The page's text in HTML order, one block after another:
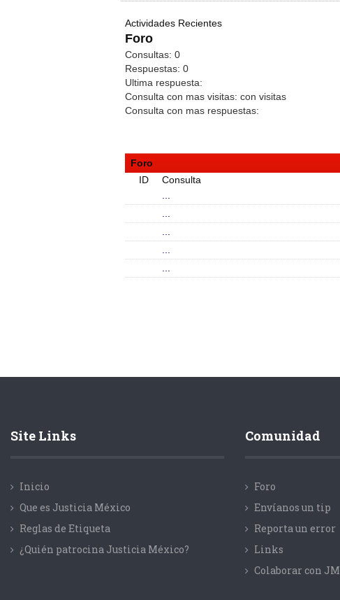
Actividades Recientes
Foro
Consultas: 0
Respuestas: 0
Ultima respuesta:
Consulta con mas visitas: con visitas
Consulta con mas respuestas:
Foro
ID
Consulta
Site Links
Inicio
Que es Justicia México
Reglas de Etiqueta
¿Quién patrocina Justicia México?
Comunidad
Foro
Envíanos un tip
Reporta un error
Links
Colaborar con JM